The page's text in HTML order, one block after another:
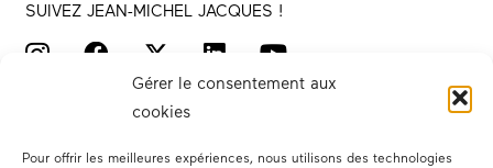
Gérer le consentement aux
cookies
Pour offrir les meilleures expériences, nous utilisons des technologies
SUIVEZ JEAN-MICHEL JACQUES !